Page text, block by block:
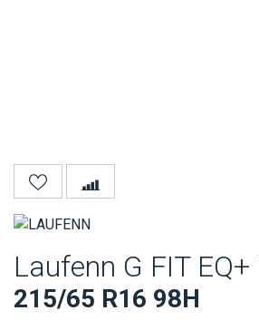
Laufenn G FIT EQ+
215/65 R16 98H